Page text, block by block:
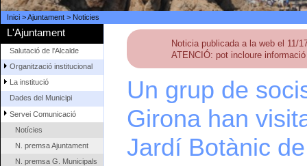
Inici>Ajuntament> Noticies
L'Ajuntament
Salutació de l'Alcalde
Organització institucional
La institució
Dades del Municipi
Servei Comunicació
Notícies
N. premsa Ajuntament
N. premsa G. Municipals
Noticia publicada a la web el 11/
ATENCIÓ: pot incloure
Un grup de
Girona han
Jardí Botànic